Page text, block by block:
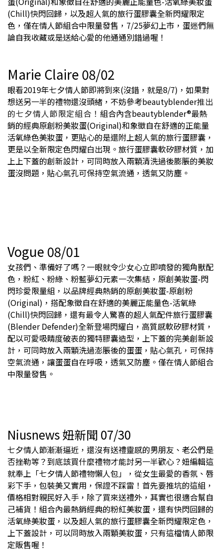
(Chill)快閃回歸，以及超人氣的旅行蛋膠囊全新閃耀限定
色，僅在情人節組合中限量發售，7/25夢幻上市，蛋迷們無
論自我收藏或是送給心愛的他通通別錯過喔！
Marie Claire 08/02
眼看2019年七夕情人節即將到來(沒錯，就是8/7)，如果對
想送另一半的禮物還沒頭緒，不妨參考beautyblender推出
的七夕情人節限定組合！ 組合內含beautyblender®最熱
銷的經典原創粉美妝蛋(Original)和象徵自在舒適的正能量
活氧綠色美妝蛋，更貼心的是還附上超人氣的旅行蛋膠囊，
更是以全新限定色閃耀白出現。​旅行蛋膠囊軟矽膠材質，加
上上下蓋的創新設計，可同時放入兩顆清洗過後膨脹的美妝
蛋沒問題，貼心氣孔可保持空氣流通，透氣又防塵。​
Vogue 08/01
女孩們、準備好了嗎？一眼就令少女心立即噴發的獨角獸配
色，粉紅、粉綠、粉藍夢幻元素一次集結，原創美妝蛋-閃
閃珍愛限量組，以品牌經典熱銷的原創美妝蛋-原創粉
(Original)，搭配象徵自在舒適的美麗正能量色-活氧綠
(Chill)快閃回歸，還有最令人驚喜的超人氣配件旅行蛋膠囊
(Blender Defender)全新登場閃耀白，高質感軟矽膠材質，
配以可愛吸睛度破表的獨特膠囊造型，上下蓋的完美創新設
計，可同時放入兩顆洗過澎脹後的蛋蛋，貼心氣孔，可保持
空氣流通，讓蛋蛋自在呼吸，透氣又防塵。僅在情人節組合
中限量發售。​
Niusnews 妞新聞 07/30
七夕情人節漸漸逼近，還沒有送禮靈感的男朋友、老公們是
否挫勒等？到底該買什麼禮物才能討另一半歡心？妞編輯這
就奉上「七夕情人節禮物懶人包」，從女生最愛的香氛、唇
彩下手，包裝美又實用，保證不踩雷！首先要推坑的這組，
價格相對親民好入手，除了買來送禮外，其實也很適合幫自
己補貨！組合內最熱銷經典的粉紅美妝蛋，還有快閃回歸的
活氧綠美妝蛋，以及超人氣的旅行蛋膠囊全新閃耀限定色，
上下蓋設計，可以同時放入兩顆美妝蛋，只有這檔情人節限
定販售喔！